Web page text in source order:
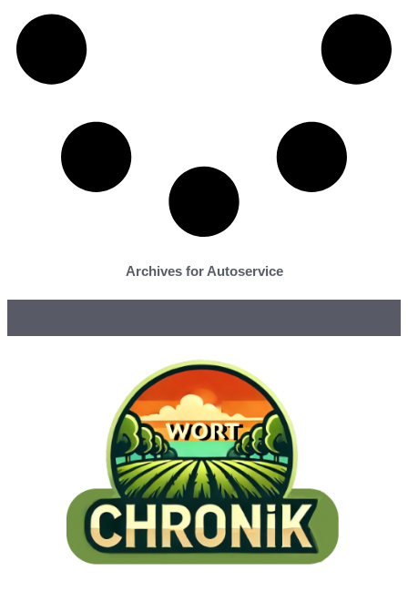
Archives for Autoservice